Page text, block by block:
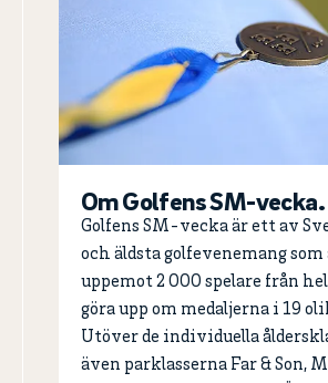
Om Golfens SM-vecka.
Golfens SM-vecka är ett av
och äldsta golfevenemang
uppemot 2 000 spelare från
göra upp om medaljerna i 19
Utöver de individuella
även parklasserna Far & Son,